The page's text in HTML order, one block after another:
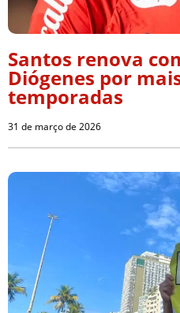
Santos renova
Diógenes por
temporadas
31 de março de 2026